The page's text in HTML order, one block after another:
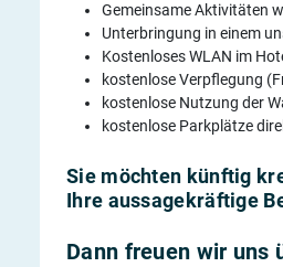
Gemeinsame Aktivitäten
Unterbringung in einem
Kostenloses WLAN im
kostenlose Verpflegung
kostenlose Nutzung der
kostenlose Parkplätze
Sie möchten künftig
Ihre aussagekräftige
Dann freuen wir uns